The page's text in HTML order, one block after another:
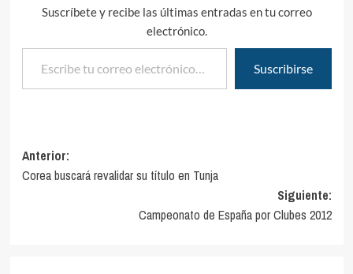
Suscríbete y recibe las últimas entradas en tu correo
electrónico.
Escribe tu correo electrónico…
Suscribirse
Navegación
de
Anterior:
Corea buscará revalidar su título en Tunja
Siguiente:
Campeonato de España por Clubes 2012